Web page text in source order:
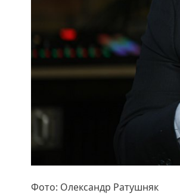
Фото: Олександр Ратушняк